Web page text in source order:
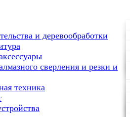
и деревообработки
сверления и резки и
техника